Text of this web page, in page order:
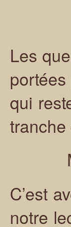
Les
qui
C’est
notre